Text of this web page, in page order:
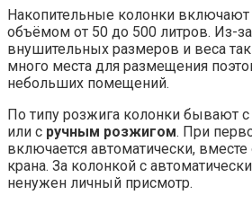
Накопительные колонки включают
объёмом от 50 до 500 литров. Из-
внушительных размеров и веса
много места для размещения
небольших помещений.
По типу розжига колонки бывают с
или с ручным розжигом. При
включается автоматически,
крана. За колонкой с
ненужен личный присмотр.